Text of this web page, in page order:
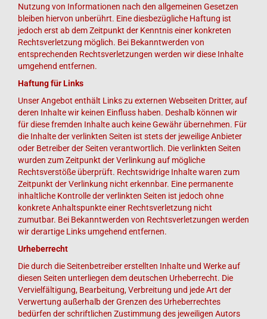
Nutzung von Informationen nach den allgemeinen Gesetzen
bleiben hiervon unberührt. Eine diesbezügliche Haftung ist
jedoch erst ab dem Zeitpunkt der Kenntnis einer konkreten
Rechtsverletzung möglich. Bei Bekanntwerden von
entsprechenden Rechtsverletzungen werden wir diese Inhalte
umgehend entfernen.
Haftung für Links
Unser Angebot enthält Links zu externen Webseiten Dritter, auf
deren Inhalte wir keinen Einfluss haben. Deshalb können wir
für diese fremden Inhalte auch keine Gewähr übernehmen. Für
die Inhalte der verlinkten Seiten ist stets der jeweilige Anbieter
oder Betreiber der Seiten verantwortlich. Die verlinkten Seiten
wurden zum Zeitpunkt der Verlinkung auf mögliche
Rechtsverstöße überprüft. Rechtswidrige Inhalte waren zum
Zeitpunkt der Verlinkung nicht erkennbar. Eine permanente
inhaltliche Kontrolle der verlinkten Seiten ist jedoch ohne
konkrete Anhaltspunkte einer Rechtsverletzung nicht
zumutbar. Bei Bekanntwerden von Rechtsverletzungen werden
wir derartige Links umgehend entfernen.
Urheberrecht
Die durch die Seitenbetreiber erstellten Inhalte und Werke auf
diesen Seiten unterliegen dem deutschen Urheberrecht. Die
Vervielfältigung, Bearbeitung, Verbreitung und jede Art der
Verwertung außerhalb der Grenzen des Urheberrechtes
bedürfen der schriftlichen Zustimmung des jeweiligen Autors